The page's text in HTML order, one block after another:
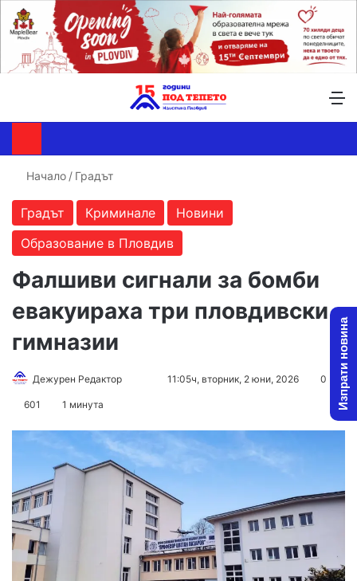
Начало / Градът
Градът Криминале
Новини
Образование в Пловдив
Фалшиви сигнали за бомби
евакуираха три пловдивски
гимназии
Дежурен Редактор
Send11:05ч, вторник, 2 юни, 2026 0
601 1 минута Изпрати новина